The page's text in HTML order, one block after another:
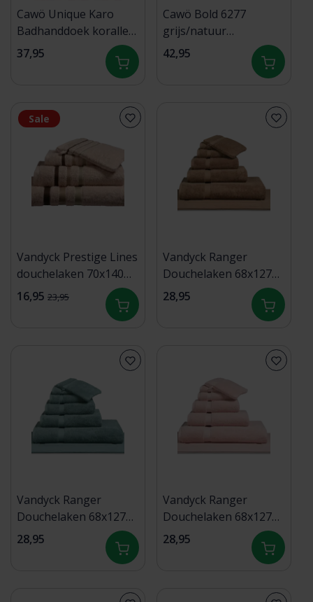
Cawö Unique Karo
Badhanddoek koralle
70x140
37,95
Cawö Bold 6277
grijs/natuur
Douchlaken 70x140
42,95
Sale
Vandyck Prestige Lines
douchelaken 70x140
Blush
16,95 23,95
Vandyck Ranger
Douchelaken 68x127
cafe au lait
28,95
Vandyck Ranger
Douchelaken 68x127
mineral blue
28,95
Vandyck Ranger
Douchelaken 68x127
sepia pink
28,95